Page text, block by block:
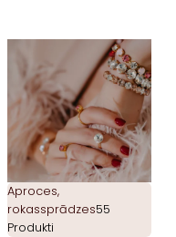
Aproces,
rokassprādzes55
Produkti